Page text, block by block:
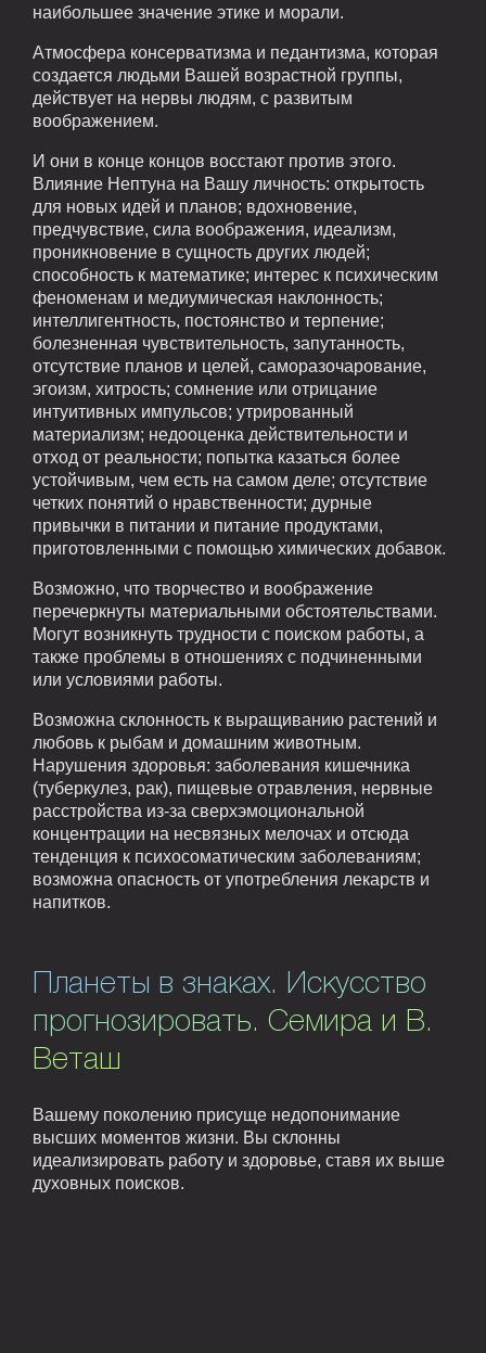
наибольшее значение этике и морали.
Атмосфера консерватизма и педантизма, которая
создается людьми Вашей возрастной группы,
действует на нервы людям, с развитым
воображением.
И они в конце концов восстают против этого.
Влияние Нептуна на Вашу личность: открытость
для новых идей и планов; вдохновение,
предчувствие, сила воображения, идеализм,
проникновение в сущность других людей;
способность к математике; интерес к психическим
феноменам и медиумическая наклонность;
интеллигентность, постоянство и терпение;
болезненная чувствительность, запутанность,
отсутствие планов и целей, саморазочарование,
эгоизм, хитрость; сомнение или отрицание
интуитивных импульсов; утрированный
материализм; недооценка действительности и
отход от реальности; попытка казаться более
устойчивым, чем есть на самом деле; отсутствие
четких понятий о нравственности; дурные
привычки в питании и питание продуктами,
приготовленными с помощью химических добавок.
Возможно, что творчество и воображение
перечеркнуты материальными обстоятельствами.
Могут возникнуть трудности с поиском работы, а
также проблемы в отношениях с подчиненными
или условиями работы.
Возможна склонность к выращиванию растений и
любовь к рыбам и домашним животным.
Нарушения здоровья: заболевания кишечника
(туберкулез, рак), пищевые отравления, нервные
расстройства из-за сверхэмоциональной
концентрации на несвязных мелочах и отсюда
тенденция к психосоматическим заболеваниям;
возможна опасность от употребления лекарств и
напитков.
Планеты в знаках. Искусство
прогнозировать. Семира и В.
Веташ
Вашему поколению присуще недопонимание
высших моментов жизни. Вы склонны
идеализировать работу и здоровье, ставя их выше
духовных поисков.